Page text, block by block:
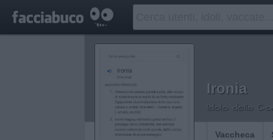
Ironia
Idolo della
Vaccheca